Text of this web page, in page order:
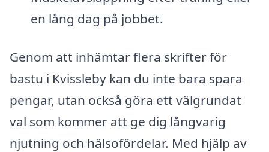
en lång dag på jobbet.
Genom att inhämtar flera skrifter för
bastu i Kvissleby kan du inte bara spara
pengar, utan också göra ett välgrundat
val som kommer att ge dig långvarig
njutning och hälsofördelar. Med hjälp av